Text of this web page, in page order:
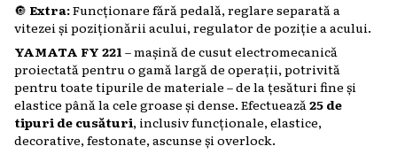
🔘 Extra:Funcționare fără pedală, reglare separată a
vitezei și poziționării acului, regulator de poziție a acului.
YAMATA FY 221 – mașină de cusut electromecanică
proiectată pentru o gamă largă de operații, potrivită
pentru toate tipurile de materiale – de la țesături fine și
elastice până la cele groase și dense. Efectuează25 de
tipuri de cusături, inclusiv funcționale, elastice,
decorative, festonate, ascunse și overlock.